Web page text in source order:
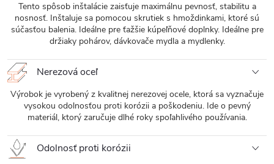
Tento spôsob inštalácie zaisťuje maximálnu pevnosť, stabilitu a
nosnosť. Inštaluje sa pomocou skrutiek s hmoždinkami, ktoré sú
súčasťou balenia. Ideálne pre ťažšie kúpeľňové doplnky. Ideálne pre
držiaky pohárov, dávkovače mydla a mydlenky.
Nerezová oceľ
Výrobok je vyrobený z kvalitnej nerezovej ocele, ktorá sa vyznačuje
vysokou odolnosťou proti korózii a poškodeniu. Ide o pevný
materiál, ktorý zaručuje dlhé roky spoľahlivého používania.
Odolnosť proti korózii